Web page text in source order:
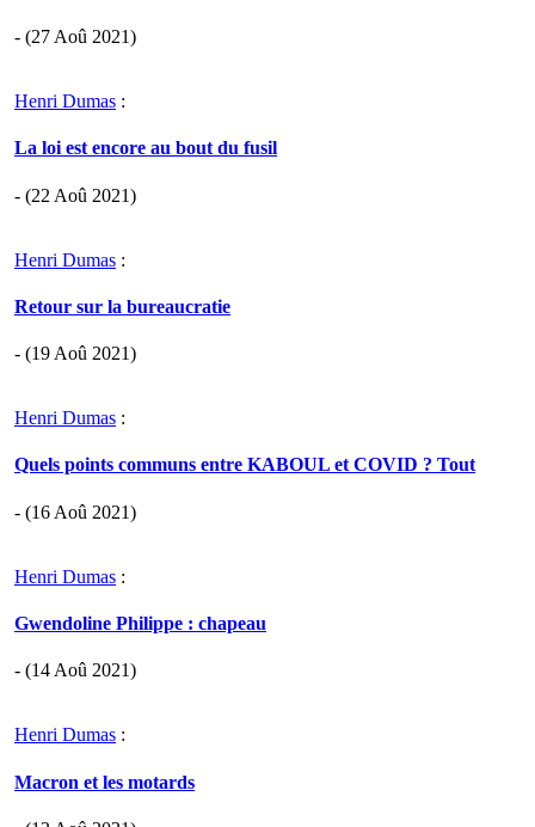
- (27 Aoû 2021)
Henri Dumas :
La loi est encore au bout du fusil
- (22 Aoû 2021)
Henri Dumas :
Retour sur la bureaucratie
- (19 Aoû 2021)
Henri Dumas :
Quels points communs entre KABOUL et COVID ? Tout
- (16 Aoû 2021)
Henri Dumas :
Gwendoline Philippe : chapeau
- (14 Aoû 2021)
Henri Dumas :
Macron et les motards